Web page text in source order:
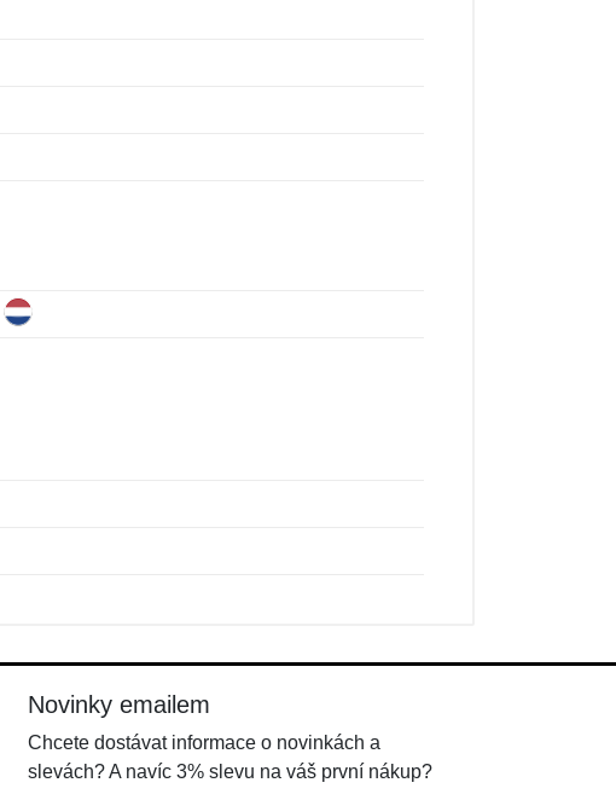
Novinky emailem
Chcete dostávat informace o novinkách a
slevách? A navíc 3% slevu na váš první nákup?